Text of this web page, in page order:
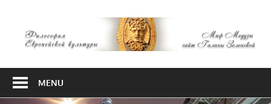
content
Европейской
MENU